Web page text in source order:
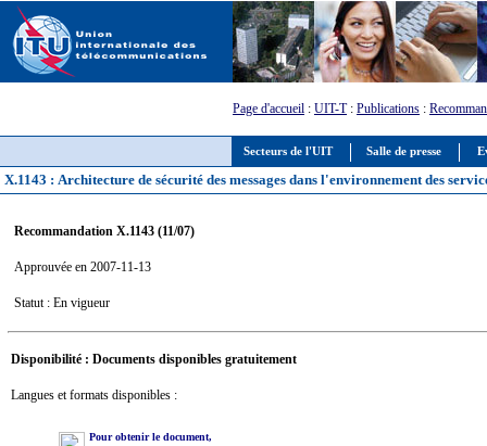
Secteurs de l'UIT Salle de presse
Page d'accueil : UIT-T: Publications :
X.1143 : Architecture de sécurité des messages dans l'environnement des
Recommandation X.1143 (11/07)
Approuvée en 2007-11-13
Statut : En vigueur
Disponibilité : Documents disponibles gratuitement
Langues et formats disponibles :
Pour obtenir le document,